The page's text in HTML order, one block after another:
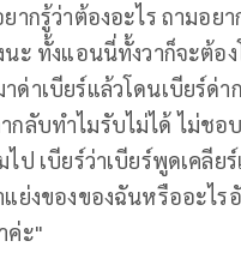
ากรู้ว่าต้องอะไร ถามอย
นะ ทั้งแอนนี่ทั้งวาก็จะต้อ
ด่าเบียร์แล้วโดนเบียร์ด่
กลับทำไมรับไม่ได้ ไม่ชอ
ไป เบียร์ว่าเบียร์พูดเคลี
แย่งของของฉันหรืออะไร
ค่ะ"